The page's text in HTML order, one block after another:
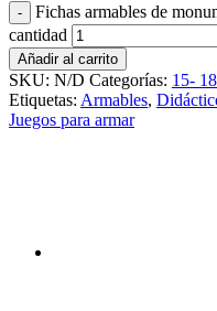
Fichas armables de
cantidad
Añadir al carrito
SKU: N/D Categorías: 15-
Etiquetas: Armables,
Juegos para armar